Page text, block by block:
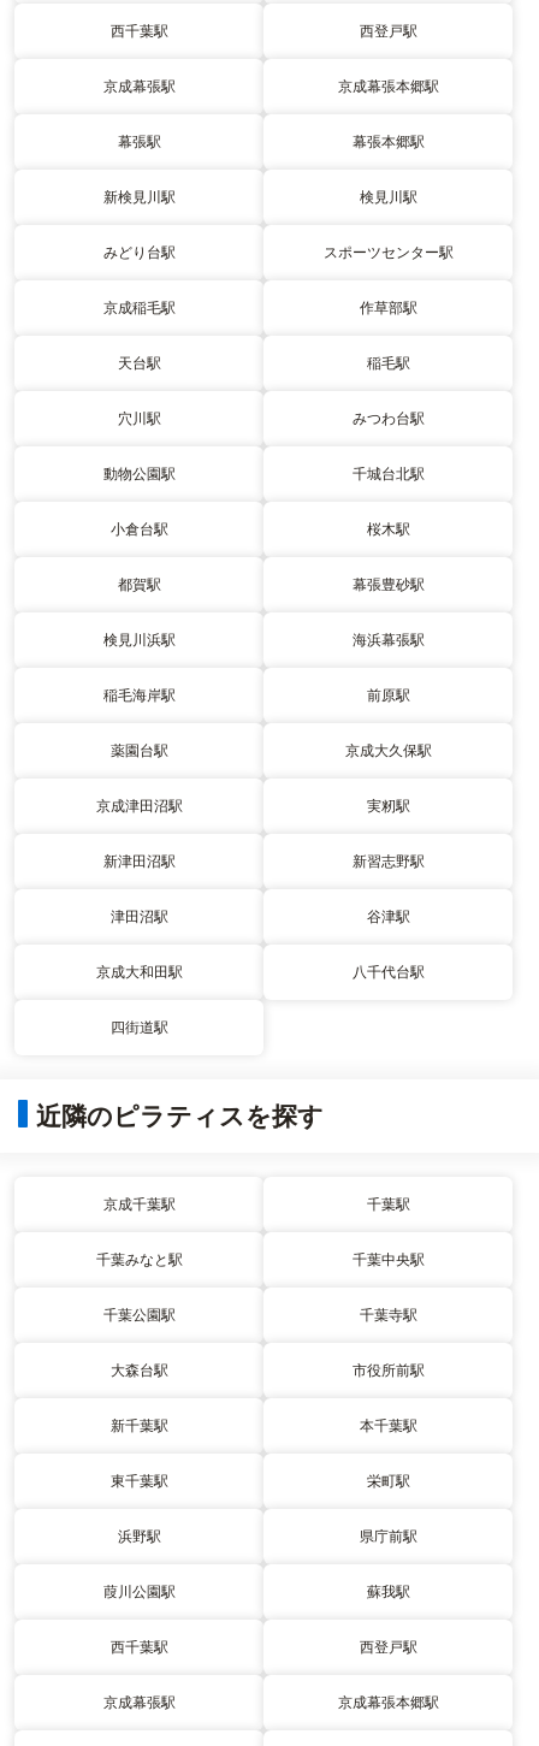
西千葉駅 西登戸駅
京成幕張駅 京成幕張本郷駅
幕張駅 幕張本郷駅
新検見川駅 検見川駅
みどり台駅 スポーツセンター駅
京成稲毛駅 作草部駅
天台駅 稲毛駅
穴川駅 みつわ台駅
動物公園駅 千城台北駅
小倉台駅 桜木駅
都賀駅 幕張豊砂駅
検見川浜駅 海浜幕張駅
稲毛海岸駅 前原駅
薬園台駅 京成大久保駅
京成津田沼駅 実籾駅
新津田沼駅 新習志野駅
津田沼駅 谷津駅
京成大和田駅 八千代台駅
四街道駅
近隣のピラティスを探す
京成千葉駅 千葉駅
千葉みなと駅 千葉中央駅
千葉公園駅 千葉寺駅
大森台駅 市役所前駅
新千葉駅 本千葉駅
東千葉駅 栄町駅
浜野駅 県庁前駅
葭川公園駅 蘇我駅
西千葉駅 西登戸駅
京成幕張駅 京成幕張本郷駅